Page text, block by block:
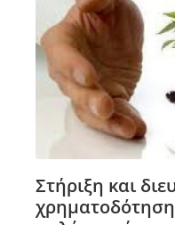
Στήριξη και
χρηματοδότηση